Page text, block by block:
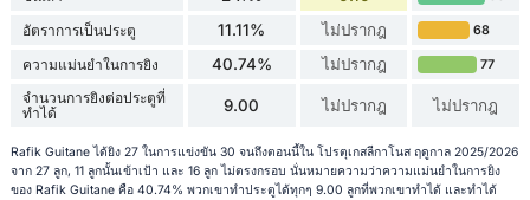
อัตราการเป็นประตู 11.11% ไม่ปรากฎ 68
ความแม่นยำในการยิง 40.74% ไม่ปรากฎ 77
จำนวนการยิงต่อประตูที่
ทำได้
9.00 ไม่ปรากฎ ไม่ปรากฎ
Rafik Guitane ได้ยิง 27 ในการแข่งขัน 30 จนถึงตอนนี้ใน โปรตุเกสลีกาโนส ฤดูกาล 2025/2026
จาก 27 ลูก, 11 ลูกนั้นเข้าเป้า และ 16 ลูก ไม่ตรงกรอบ นั่นหมายความว่าความแม่นยำในการยิง
ของ Rafik Guitane คือ 40.74% พวกเขาทำประตูได้ทุกๆ 9.00 ลูกที่พวกเขาทำได้ และทำได้